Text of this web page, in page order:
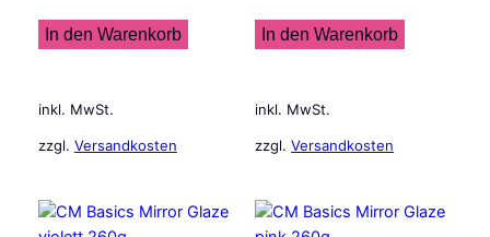
In den Warenkorb
inkl. MwSt.
zzgl. Versandkosten
In den Warenkorb
inkl. MwSt.
zzgl.Versandkosten